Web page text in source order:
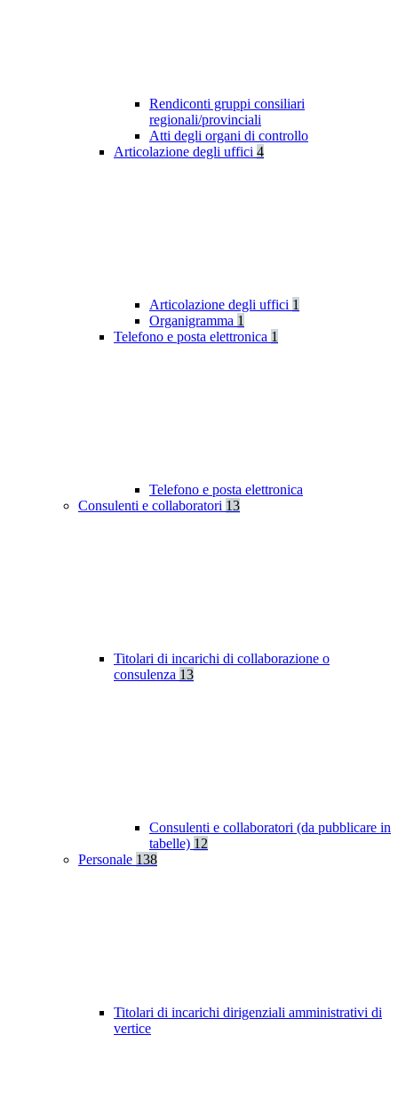
Rendiconti gruppi consiliari
regionali/provinciali
Atti degli organi di controllo
Articolazione degli uffici 4
Articolazione degli uffici 1
Organigramma 1
Telefono e posta elettronica 1
Telefono e posta elettronica
Consulenti e collaboratori 13
Titolari di incarichi di collaborazione o
consulenza 13
Consulenti e collaboratori (da pubblicare in
tabelle) 12
Personale 138
Titolari di incarichi dirigenziali amministrativi di
vertice